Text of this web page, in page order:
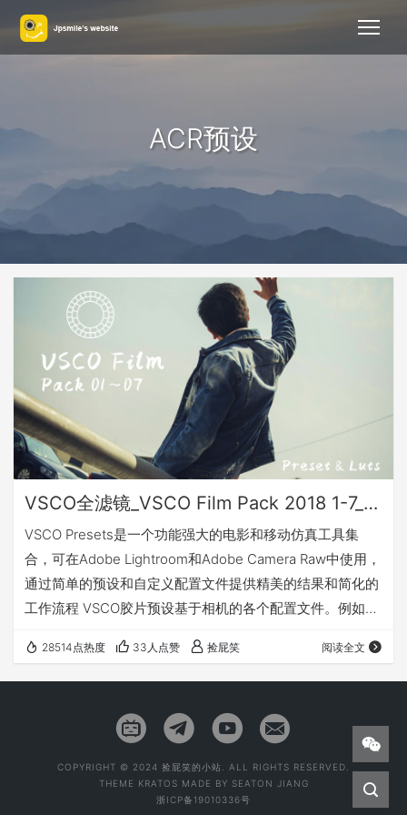
ACR预设
VSCO全滤镜_VSCO Film Pack 2018 1-7_Win&Mac
VSCO Presets是一个功能强大的电影和移动仿真工具集
合，可在Adobe Lightroom和Adobe Camera Raw中使用，
通过简单的预设和自定义配置文件提供精美的结果和简化的
工作流程 VSCO胶片预设基于相机的各个配置文件。例如，
新创建宝丽来，富士或其他类型的电影的外观，那么这个软
件是你应该注意的一件事。专为相机富士，佳能，尼康，索
择使用哪种相机来应用效果）。20年前电影VSCO上映了美
28514点热度 33人点赞 捡屁笑 阅读全文
COPYRIGHT © 2024 捡屁笑的小站. ALL RIGHTS RESERVED.
THEME KRATOS MADE BY SEATON JIANG
浙ICP备19010336号